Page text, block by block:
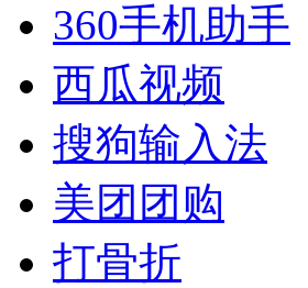
360手机助手
西瓜视频
搜狗输入法
美团团购
打骨折